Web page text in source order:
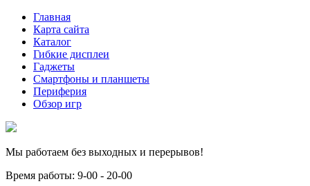
Главная
Карта сайта
Каталог
Гибкие дисплеи
Гаджеты
Смартфоны и планшеты
Периферия
Обзор игр
Мы работаем без выходных и перерывов!
Время работы: 9-00 - 20-00